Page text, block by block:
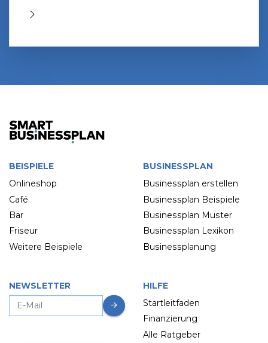
BEISPIELE
Onlineshop
Café
Bar
Friseur
Weitere Beispiele
BUSINESSPLAN
Businessplan erstellen
Businessplan Beispiele
Businessplan Muster
Businessplan Lexikon
Businessplanung
NEWSLETTER
HILFE
Startleitfaden
Finanzierung
Alle Ratgeber